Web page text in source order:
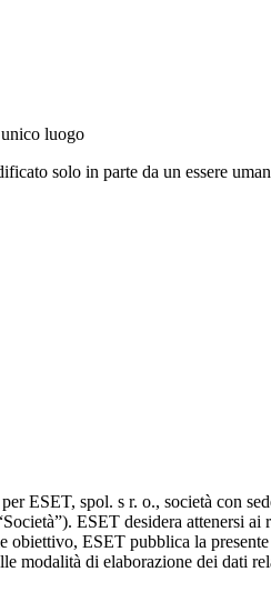
luogo
solo in parte da un essere
ESET, spol. s r. o., società con
Società”). ESET desidera attenersi ai
obiettivo, ESET pubblica la
modalità di elaborazione dei dati